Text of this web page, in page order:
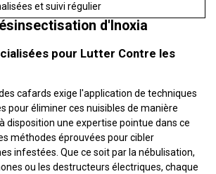
et suivi régulier
d'Inoxia
pour Lutter Contre les
cafards exige l'application de techniques
pour éliminer ces nuisibles de manière
disposition une expertise pointue dans ce
méthodes éprouvées pour cibler
infestées. Que ce soit par la nébulisation,
ou les destructeurs électriques, chaque